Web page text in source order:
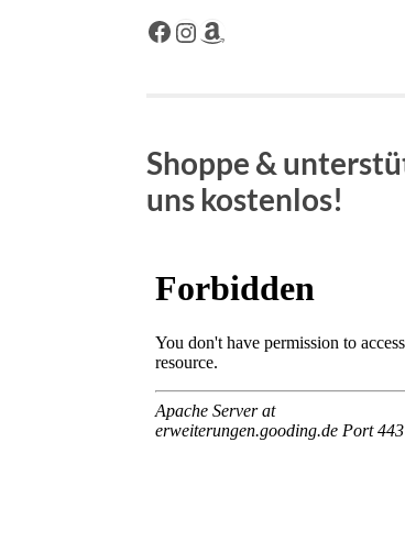
Facebook
Instagram
Amazon
Shoppe &
uns kostenlos!